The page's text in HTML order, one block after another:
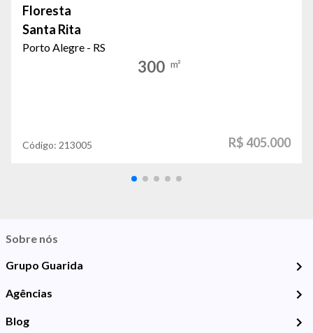
Floresta
Santa Rita
Porto Alegre - RS
300 m²
Código: 213005 R$ 405.000
Sobre nós
Grupo Guarida
Agências
Blog